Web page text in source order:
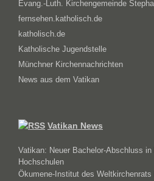
Evang.-Luth. Kirchengemeinde
fernsehen.katholisch.de
katholisch.de
Katholische Jugendstelle
Münchner Kirchennachrichten
News aus dem Vatikan
Vatikan News
Vatikan: Neuer Bachelor-Abschluss
Hochschulen
Ökumene-Institut des